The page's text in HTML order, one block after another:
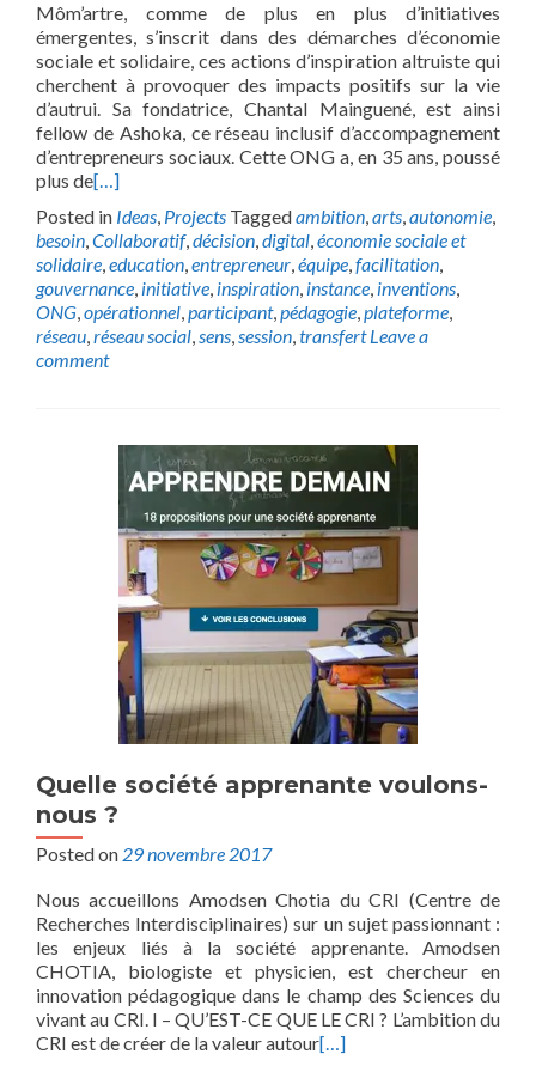
Môm’artre, comme de plus en plus d’initiatives
émergentes, s’inscrit dans des démarches d’économie
sociale et solidaire, ces actions d’inspiration altruiste qui
cherchent à provoquer des impacts positifs sur la vie
d’autrui. Sa fondatrice, Chantal Mainguené, est ainsi
fellow de Ashoka, ce réseau inclusif d’accompagnement
d’entrepreneurs sociaux. Cette ONG a, en 35 ans, poussé
plus de[…]
Posted in Ideas, Projects Taggedambition,arts,autonomie,
besoin,Collaboratif,décision,digital,économie sociale et
solidaire,education,entrepreneur,équipe,facilitation,
gouvernance, initiative, inspiration, instance, inventions,
ONG,opérationnel,participant,pédagogie,plateforme,
réseau,réseau social,sens,session,transfert Leave a
comment
Quelle société apprenante voulons-
nous ?
Posted on 29 novembre 2017
Nous accueillons Amodsen Chotia du CRI (Centre de
Recherches Interdisciplinaires) sur un sujet passionnant :
les enjeux liés à la société apprenante. Amodsen
CHOTIA, biologiste et physicien, est chercheur en
innovation pédagogique dans le champ des Sciences du
vivant au CRI. I – QU’EST-CE QUE LE CRI ? L’ambition du
CRI est de créer de la valeur autour[…]